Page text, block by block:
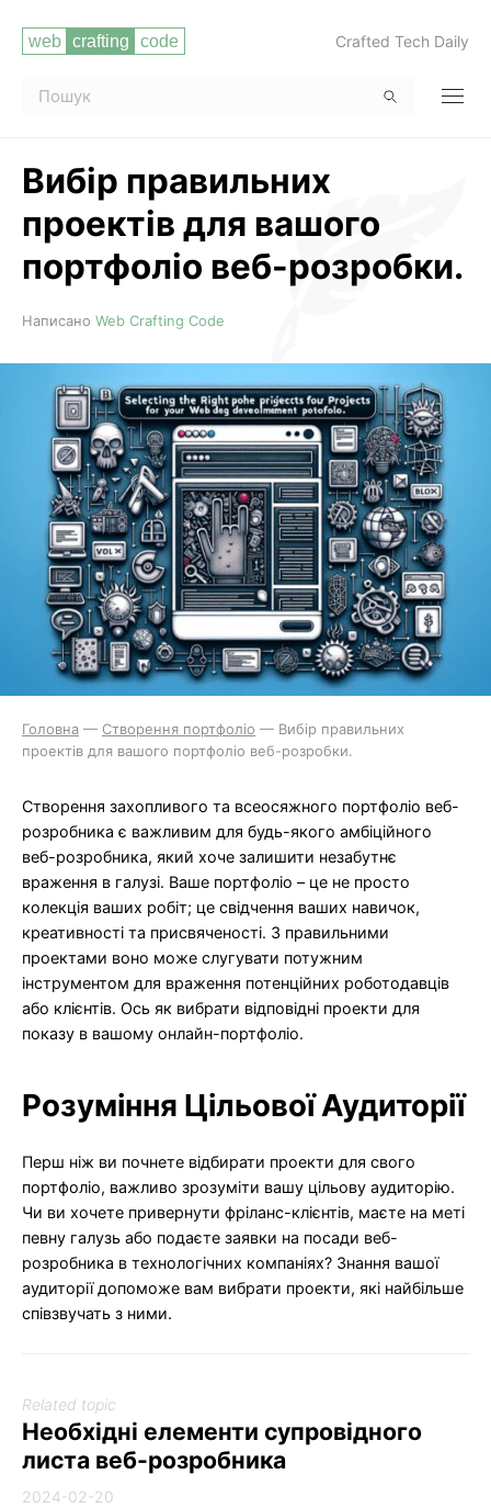
Crafted Tech Daily
Вибір правильних
проектів для вашого
портфоліо веб-розробки.
Читати повністю
Написано Web Crafting Code
Головна — Створення портфоліо — Вибір правильних
проектів для вашого портфоліо веб-розробки.
Створення захопливого та всеосяжного портфоліо веб-
розробника є важливим для будь-якого амбіційного
веб-розробника, який хоче залишити незабутнє
враження в галузі. Ваше портфоліо – це не просто
колекція ваших робіт; це свідчення ваших навичок,
креативності та присвяченості. З правильними
проектами воно може слугувати потужним
інструментом для враження потенційних роботодавців
або клієнтів. Ось як вибрати відповідні проекти для
показу в вашому онлайн-портфоліо.
Розуміння Цільової Аудиторії
Перш ніж ви почнете відбирати проекти для свого
портфоліо, важливо зрозуміти вашу цільову аудиторію.
Чи ви хочете привернути фріланс-клієнтів, маєте на меті
певну галузь або подаєте заявки на посади веб-
розробника в технологічних компаніях? Знання вашої
аудиторії допоможе вам вибрати проекти, які найбільше
співзвучать з ними.
Related topic
Необхідні елементи супровідного
листа веб-розробника
2024-02-20